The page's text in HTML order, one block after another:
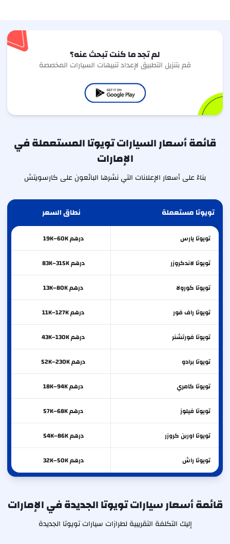
لم تجد ما كنت تبحث عنه؟
قم بتنزيل التطبيق لإعداد تنبيهات السيارات المخصصة
قائمة أسعار السيارات تويوتا المستعملة في
الإمارات
بناءً على أسعار الإعلانات التي نشرها البائعون على كارسويتش
تويوتا مستعملة نطاق السعر
تويوتايارس درهم 19K–60K
تويوتا لاندكروزر درهم 83K–315K
تويوتا كورولا درهم 13K–80K
تويوتا راف فور درهم 11K–127K
تويوتا فورتشنر درهم 43K–130K
تويوتا برادو درهم 52K–230K
تويوتا كامري درهم 18K–94K
تويوتا فيلوز درهم 57K–68K
تويوتااوربن كروزر درهم 54K–86K
تويوتا راش درهم 32K–50K
قائمة أسعار سيارات تويوتا الجديدة في الإمارات
إليك التكلفة التقريبية لطرازات سيارات تويوتا الجديدة